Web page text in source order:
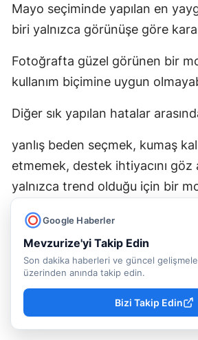
Google Haberler
Mevzurize'yi Takip Edin
Son dakika haberleri ve güncel
üzerinden anında takip edin.
Bizi Takip Edin
Mayo seçiminde yapılan en
biri yalnızca görünüşe göre
Fotoğrafta güzel görünen bir
kullanım biçimine uygun
Diğer sık yapılan hatalar
yanlış beden seçmek, kumaş
etmemek, destek ihtiyacını göz
yalnızca trend olduğu için bir
Doğru mayo, yalnızca iyi
boyunca rahat kullanılan
MAYO SEÇIMINDE KISA
Tek parça mayo:Pratik ve